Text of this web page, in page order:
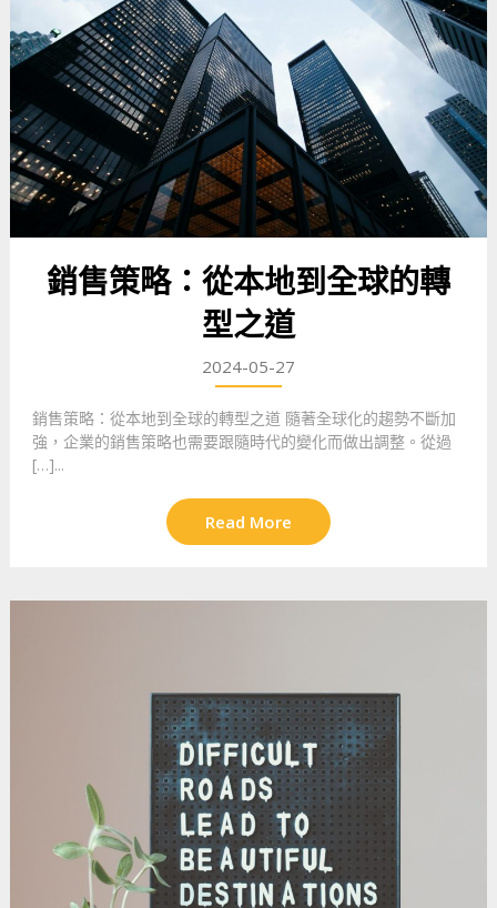
銷售策略：從本地到全球的轉
型之道
2024-05-27
銷售策略：從本地到全球的轉型之道 隨著全球化的趨勢不斷加
強，企業的銷售策略也需要跟隨時代的變化而做出調整。從過
[…]...
Read More